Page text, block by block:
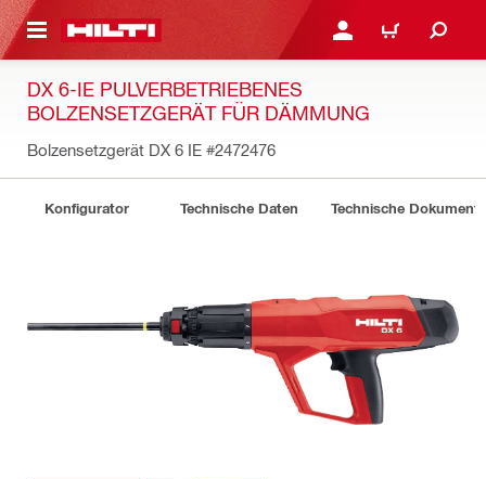
ANMELDEN ODER
WARENKORB
DX 6-IE PULVERBETRIEBENES
BOLZENSETZGERÄT FÜR DÄMMUNG
Bolzensetzgerät DX 6 IE #2472476
Konfigurator Technische Daten Technische Dokumente